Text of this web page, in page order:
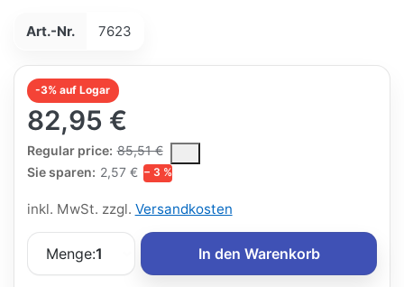
Art.-Nr. 7623
-3% auf Logar
82,95 €
Regular price: 85,51 €
The Regular Price is the median selling price paid by
Sie sparen: 2,57 € − 3 %
inkl. MwSt. zzgl. Versandkosten
Menge:1 In den Warenkorb